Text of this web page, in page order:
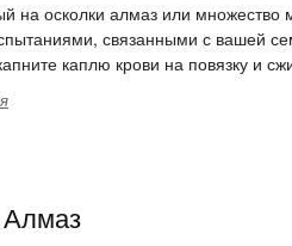
на осколки алмаз или
связанными с вашей
каплю крови на повязку и
Алмаз